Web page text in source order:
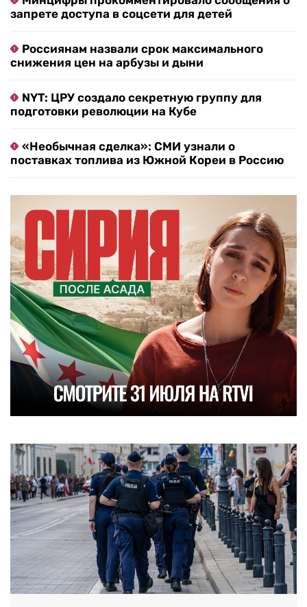
запрете доступа в соцсети для детей
Россиянам назвали срок максимального
снижения цен на арбузы и дыни
NYT: ЦРУ создало секретную группу для
подготовки революции на Кубе
«Необычная сделка»: СМИ узнали о
поставках топлива из Южной Кореи в Россию